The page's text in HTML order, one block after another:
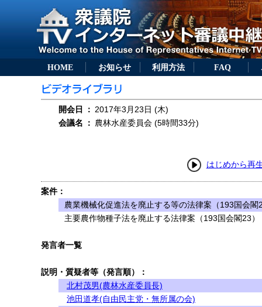
HOME お知らせ 利用方法 FAQ
開会日 ： 2017年3月23日 (木)
会議名
： 農林水産委員会 (5時間33分)
はじめから再
案件：
農業機械化促進法を廃止する等の法律案（193国会閣
主要農作物種子法を廃止する法律案（193国会閣23）
発言者一覧
説明・質疑者等（発言順）：
北村茂男(農林水産委員長)
池田道孝(自由民主党・無所属の会)